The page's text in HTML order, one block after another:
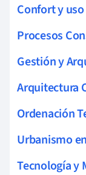
Confort y
Procesos
Gestión y
Arquitectura
Ordenación
Urbanismo
Tecnología y